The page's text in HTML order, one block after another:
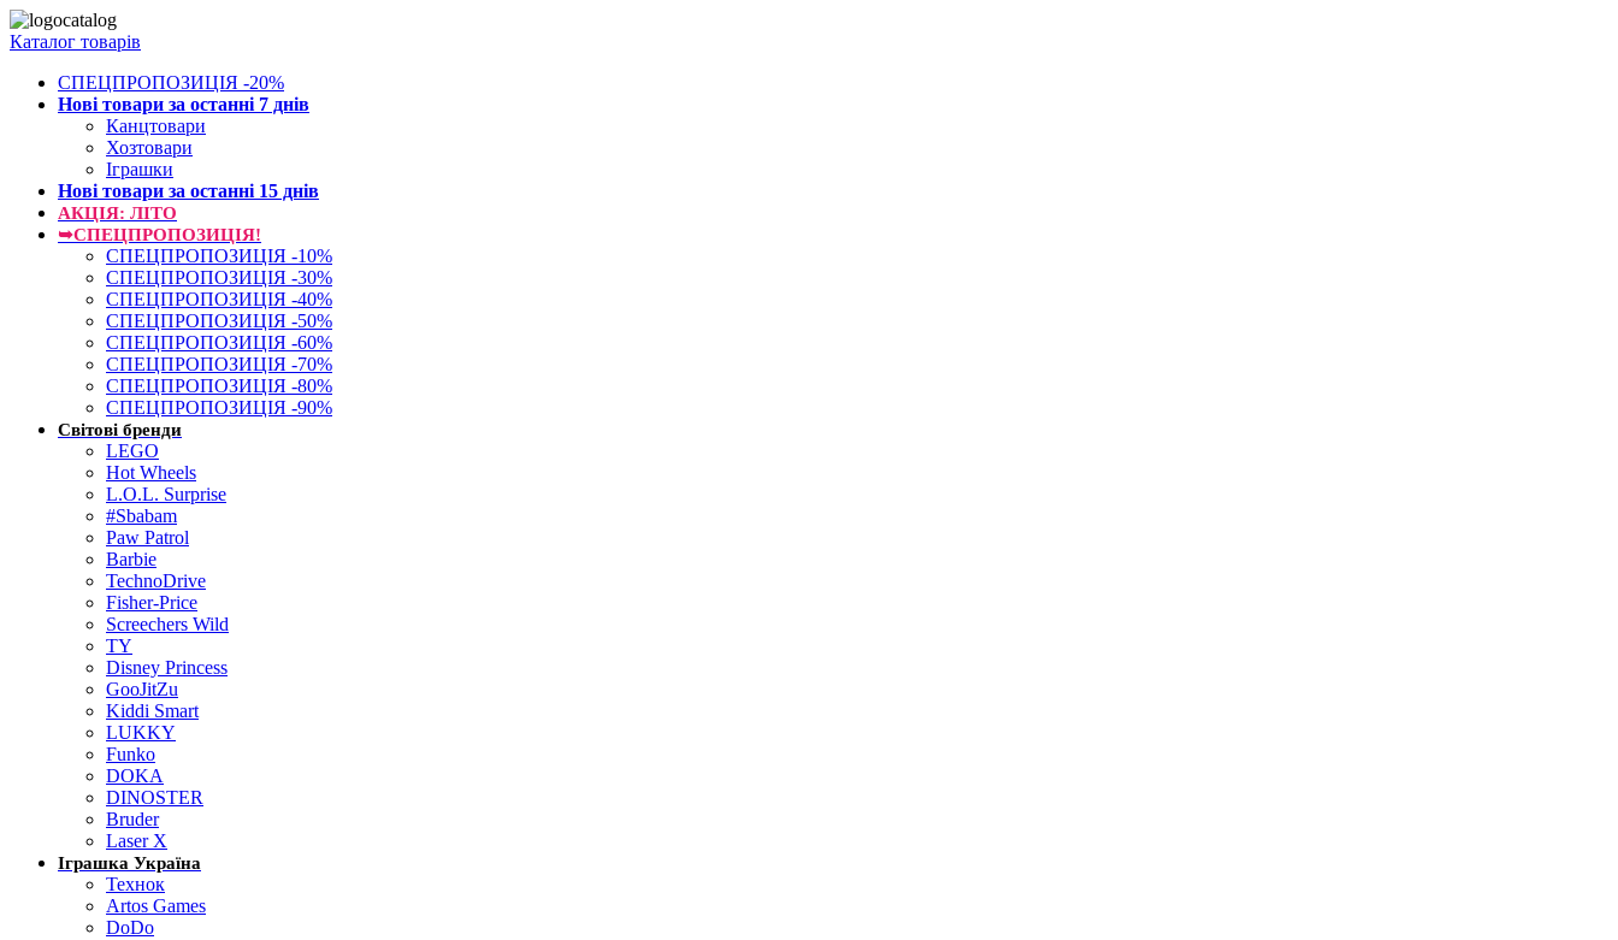
Каталог товарів
СПЕЦПРОПОЗИЦІЯ -20%
Нові товари за останнi 7 днiв
Канцтовари
Хозтовари
Іграшки
Нові товари за останнi 15 днiв
АКЦІЯ: ЛІТО
➥СПЕЦПРОПОЗИЦІЯ!
СПЕЦПРОПОЗИЦІЯ -10%
СПЕЦПРОПОЗИЦІЯ -30%
СПЕЦПРОПОЗИЦІЯ -40%
СПЕЦПРОПОЗИЦІЯ -50%
СПЕЦПРОПОЗИЦІЯ -60%
СПЕЦПРОПОЗИЦІЯ -70%
СПЕЦПРОПОЗИЦІЯ -80%
СПЕЦПРОПОЗИЦІЯ -90%
Світові бренди
LEGO
Hot Wheels
L.O.L. Surprise
#Sbabam
Paw Patrol
Barbie
TechnoDrive
Fisher-Price
Screechers Wild
TY
Disney Princess
GooJitZu
Kiddi Smart
LUKKY
Funko
DOKA
DINOSTER
Bruder
Laser X
Іграшка Україна
Технок
Artos Games
DoDo